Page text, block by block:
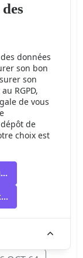
64
SEP 6
SEP 64
64
64
64
64
64
données
son bon
son
RGPD,
de vous
de
choix est